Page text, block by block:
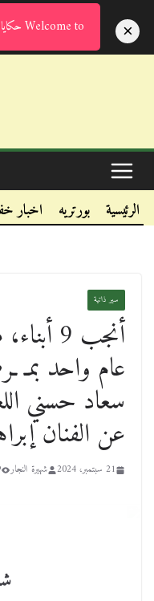
الرئيسية بورتريه اخبار
سير ذاتية
عام واحد
سعاد حسني
عن الفنان
21 سبتمبر، 2024 شهيرة النجار
Welcome to حكايات شهيرة النجار ×